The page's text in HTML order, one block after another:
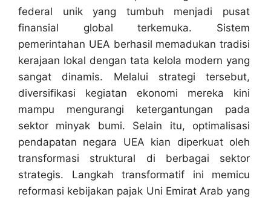
federal unik yang tumbuh menjadi pusat
finansial global terkemuka. Sistem
pemerintahan UEA berhasil memadukan tradisi
kerajaan lokal dengan tata kelola modern yang
sangat dinamis. Melalui strategi tersebut,
diversifikasi kegiatan ekonomi mereka kini
mampu mengurangi ketergantungan pada
sektor minyak bumi. Selain itu, optimalisasi
pendapatan negara UEA kian diperkuat oleh
transformasi struktural di berbagai sektor
strategis. Langkah transformatif ini memicu
reformasi kebijakan pajak Uni Emirat Arab yang